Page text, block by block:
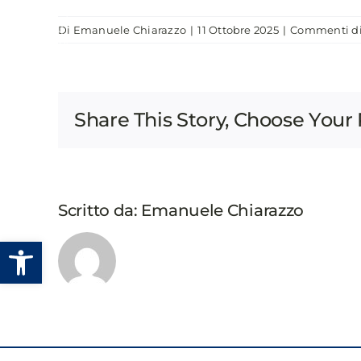
Apri la barra degli strumenti
PUBBLICAZIONI
Di Emanuele Chiarazzo | 11 Ottobre 2025 | Commenti
Share This Story, Choose
Scritto da: Emanuele Chiarazzo